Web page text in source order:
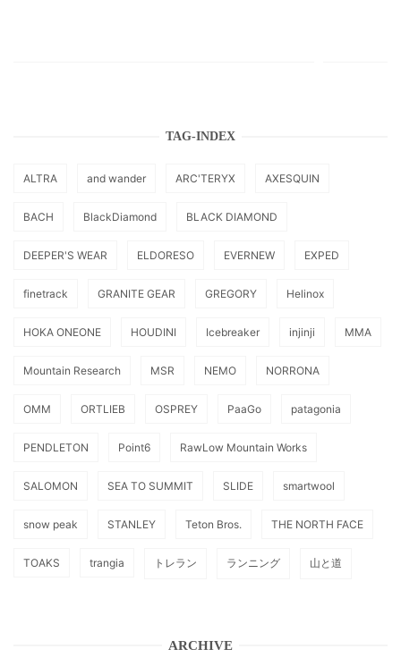
TAG-INDEX
ALTRA and wander ARC'TERYX AXESQUIN
BACH BlackDiamond BLACK DIAMOND
DEEPER'S WEAR ELDORESO EVERNEW EXPED
finetrack GRANITE GEAR GREGORY Helinox
HOKA ONEONE HOUDINI Icebreaker injinji MMA
Mountain Research MSR NEMO NORRONA
OMM ORTLIEB OSPREY PaaGo patagonia
PENDLETON Point6 RawLow Mountain Works
SALOMON SEA TO SUMMIT SLIDE smartwool
snow peak STANLEY Teton Bros. THE NORTH FACE
TOAKS trangia トレラン ランニング 山と道
ARCHIVE